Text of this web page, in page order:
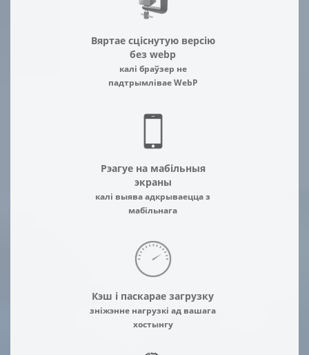
Вяртае сціснутую версію
без webp
калі браўзер не
падтрымлівае WebP
Рэагуе на мабільныя
экраны
калі выява адкрываецца з
мабільнага
Кэш і паскарае загрузку
зніжэнне нагрузкі ад вашага
хостынгу